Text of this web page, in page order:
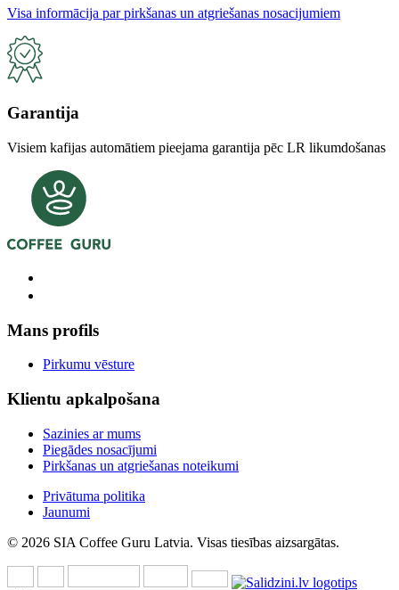
Visa informācija par pirkšanas un atgriešanas nosacijumiem
Garantija
Visiem kafijas automātiem pieejama garantija pēc LR likumdošanas
Mans profils
Pirkumu vēsture
Klientu apkalpošana
Sazinies ar mums
Piegādes nosacījumi
Pirkšanas un atgriešanas noteikumi
Privātuma politika
Jaunumi
© 2026 SIA Coffee Guru Latvia. Visas tiesības aizsargātas.